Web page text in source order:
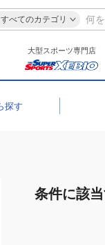
すべてのカテゴリ
大型スポーツ専門店
条件に該